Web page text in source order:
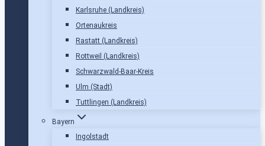
Karlsruhe (Landkreis)
Ortenaukreis
Rastatt (Landkreis)
Rottweil (Landkreis)
Schwarzwald-Baar-Kreis
Ulm (Stadt)
Tuttlingen (Landkreis)
Bayern
Ingolstadt